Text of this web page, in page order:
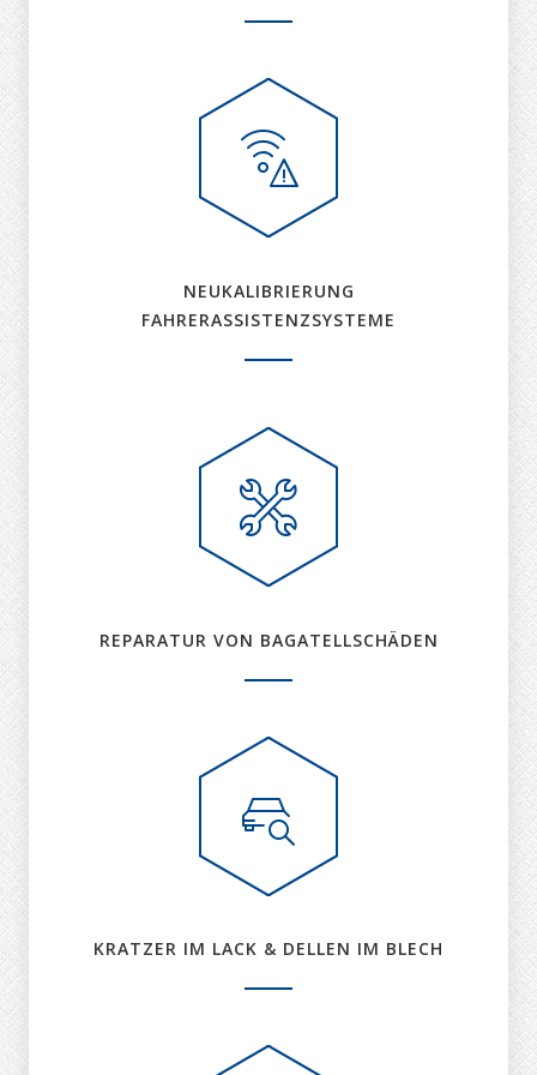
NEUKALIBRIERUNG
FAHRERASSISTENZSYSTEME
REPARATUR VON BAGATELLSCHÄDEN
KRATZER IM LACK & DELLEN IM BLECH